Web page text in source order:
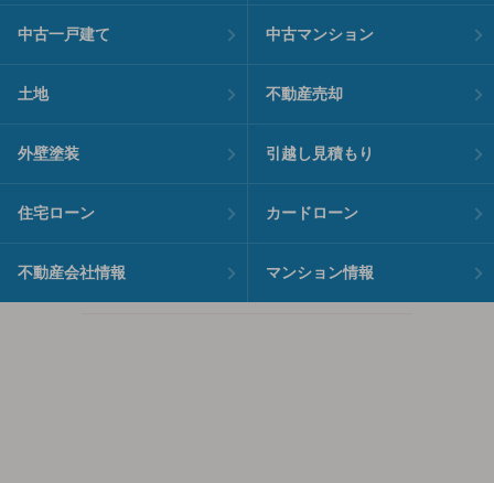
中古一戸建て 中古マンション
土地 不動産売却
外壁塗装 引越し見積もり
住宅ローン カードローン
不動産会社情報 マンション情報